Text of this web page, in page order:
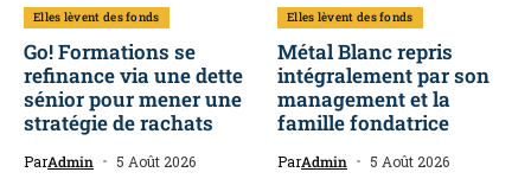
Elles lèvent des fonds
Go! Formations se
refinance via une dette
sénior pour mener une
stratégie de rachats
ParAdmin 5 Août 2026
Elles lèvent des fonds
Métal Blanc repris
intégralement par son
management et la
famille fondatrice
ParAdmin 5 Août 2026